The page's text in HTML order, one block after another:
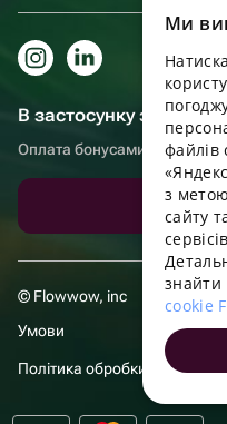
В застосунку зручніше!
Оплата бонусами,
© Flowwow, inc
Умови
Політика обробки даних
Ми
файлів
з
сайту
знайти
cookie